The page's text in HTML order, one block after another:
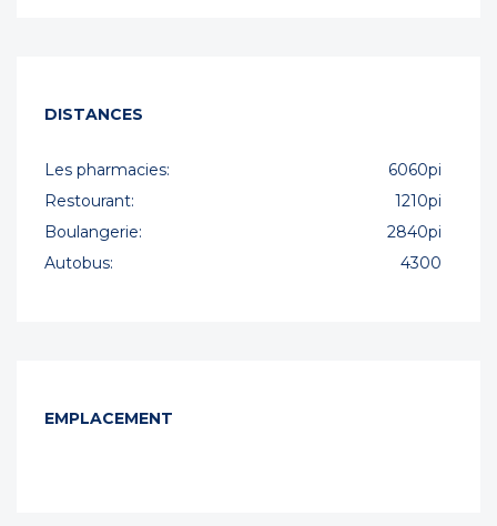
DISTANCES
Les pharmacies:
6060pi
Restourant:
1210pi
Boulangerie:
2840pi
Autobus:
4300
EMPLACEMENT